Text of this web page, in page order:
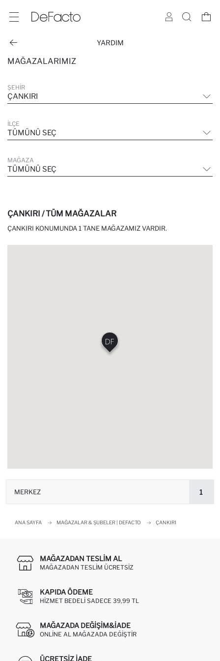
YARDIM
MAĞAZALARIMIZ
ŞEHIR
ÇANKIRI
İLÇE
TÜMÜNÜ SEÇ
MAĞAZA
TÜMÜNÜ SEÇ
ÇANKIRI / TÜM MAĞAZALAR
ÇANKIRI KONUMUNDA 1 TANE MAĞAZAMIZ VARDIR.
MERKEZ 1
ANA SAYFA MAĞAZALAR & ŞUBELER | DEFACTO ÇANKIRI
MAĞAZADAN TESLIM AL
MAĞAZADAN TESLIM ÜCRETSIZ
KAPIDA ÖDEME
HIZMET BEDELI SADECE 39,99 TL
MAĞAZADA DEĞIŞIM&İADE
ONLINE AL MAĞAZADA DEĞIŞTIR
ÜCRETSIZ IADE